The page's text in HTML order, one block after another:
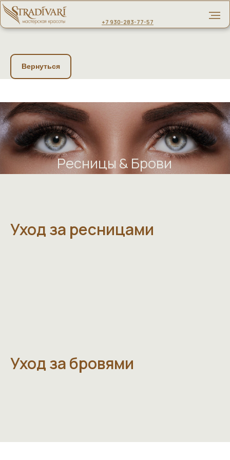
+7 930-283-77-57
Вернуться
Ресницы & Брови
Уход за ресницами
Уход за бровями